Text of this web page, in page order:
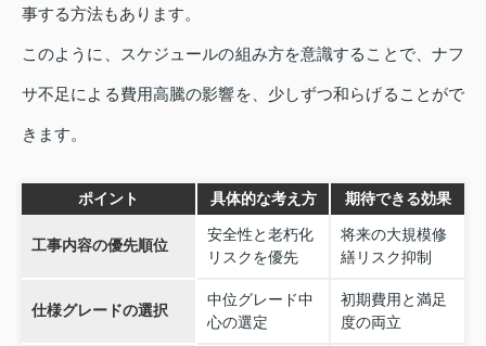
事する方法もあります。
このように、スケジュールの組み方を意識することで、ナフ
サ不足による費用高騰の影響を、少しずつ和らげることがで
きます。
ポイント 具体的な考え方 期待できる効果
工事内容の優先順位
安全性と老朽化
リスクを優先
将来の大規模修
繕リスク抑制
仕様グレードの選択
中位グレード中
心の選定
初期費用と満足
度の両立